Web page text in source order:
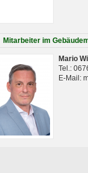
Mitarbeiter im
Mario
Tel.:
E-Mail: